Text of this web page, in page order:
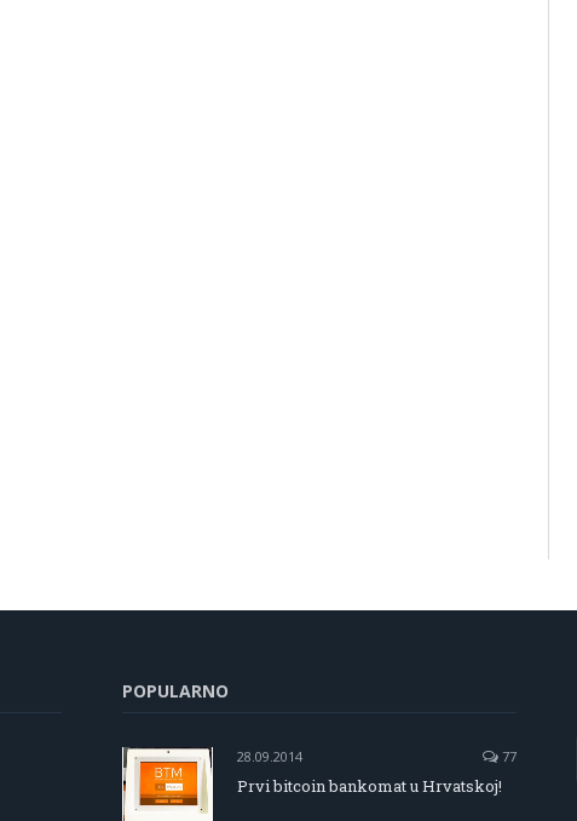
POPULARNO
28.09.2014 77
Prvi bitcoin bankomat u Hrvatskoj!